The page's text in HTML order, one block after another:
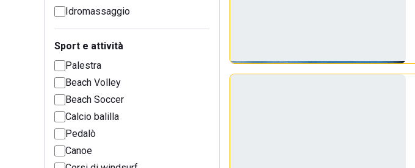
Idromassaggio
Sport e attività
Palestra
Beach Volley
Beach Soccer
Calcio balilla
Pedalò
Canoe